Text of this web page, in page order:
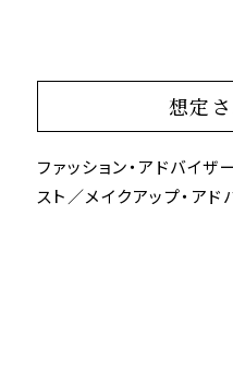
想定
ファッション・アドバイ
スト／メイクアップ・ア